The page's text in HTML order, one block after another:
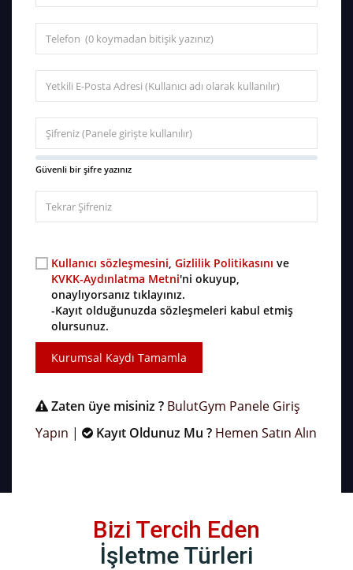
Güvenli bir şifre yazınız
Kullanıcı sözleşmesini, Gizlilik Politikasını ve
KVKK-Aydınlatma Metni'ni okuyup,
onaylıyorsanız tıklayınız.
-Kayıt olduğunuzda sözleşmeleri kabul etmiş
olursunuz.
Kurumsal Kaydı Tamamla
Zaten üye misiniz ? BulutGym Panele Giriş
Yapın | Kayıt Oldunuz Mu ? Hemen Satın Alın
Bizi Tercih Eden
İşletme Türleri